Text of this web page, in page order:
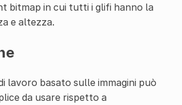
bitmap in cui tutti i glifi hanno la
e altezza.
lavoro basato sulle immagini può
da usare rispetto a